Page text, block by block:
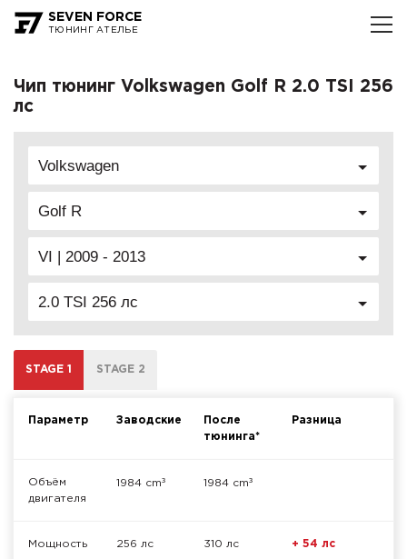
SEVEN FORCE
ТЮНИНГ АТЕЛЬЕ
Чип тюнинг Volkswagen Golf R 2.0 TSI 256
лс
Volkswagen
Golf R
VI | 2009 - 2013
2.0 TSI 256 лс
STAGE 1 STAGE 2
Параметр Заводские
После
тюнинга*
Разница
Объём
двигателя
1984 cm³ 1984 cm³
Мощность 256 лс 310 лс + 54 лс